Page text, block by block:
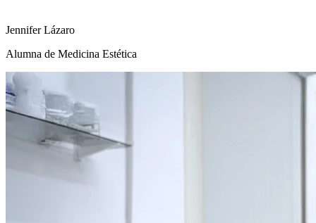
Jennifer Lázaro
Alumna de Medicina Estética